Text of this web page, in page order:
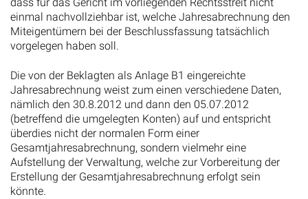
einmal nachvollziehbar ist, welche Jahresabrechnung den
Miteigentümern bei der Beschlussfassung tatsächlich
vorgelegen haben soll.
Die von der Beklagten als Anlage B1 eingereichte
Jahresabrechnung weist zum einen verschiedene Daten,
nämlich den 30.8.2012 und dann den 05.07.2012
(betreffend die umgelegten Konten) auf und entspricht
überdies nicht der normalen Form einer
Gesamtjahresabrechnung, sondern vielmehr eine
Aufstellung der Verwaltung, welche zur Vorbereitung der
Erstellung der Gesamtjahresabrechnung erfolgt sein
könnte.